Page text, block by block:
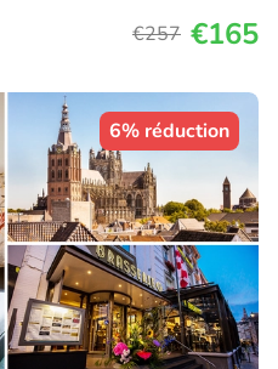
€257 €165
6% réduction